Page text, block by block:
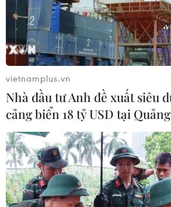
Ra mắt sách ảnh về Đại
vietnamplus.vn
Nhà đầu tư Anh đề xuất siêu
cảng biển 18 tỷ USD tại